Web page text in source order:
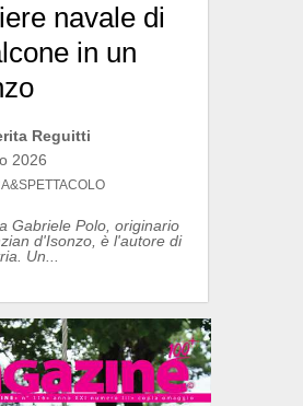
navale di
in un
Reguitti
2026
Gabriele Polo, originario
d'Isonzo, è l'autore di
Un...